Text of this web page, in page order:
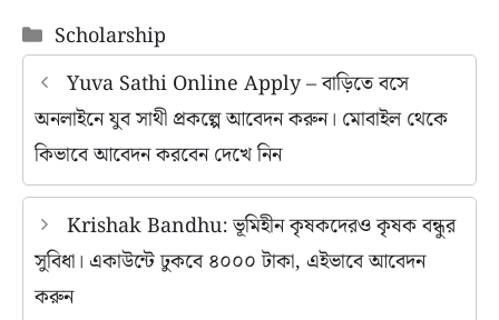
Categories
Scholarship
Yuva Sathi Online Apply – বাড়িতে বসে
অনলাইনে যুব সাথী প্রকল্পে আবেদন করুন। মোবাইল থেকে
কিভাবে আবেদন করবেন দেখে নিন
Krishak Bandhu: ভূমিহীন কৃষকদেরও কৃষক বন্ধুর
সুবিধা। একাউন্টে ঢুকবে ৪০০০ টাকা, এইভাবে আবেদন
করুন